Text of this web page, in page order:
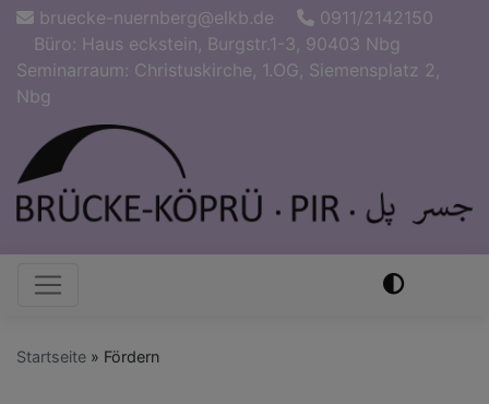
Direkt
Inhalt
bruecke-nuernberg@elkb.de
0911/2142150
Büro: Haus eckstein, Burgstr.1-3, 90403 Nbg
Seminarraum: Christuskirche, 1.OG, Siemensplatz 2,
Nbg
Hauptnavigation
Startseite Fördern